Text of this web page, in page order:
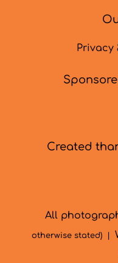
Privacy
Created
All
otherwise stated) |